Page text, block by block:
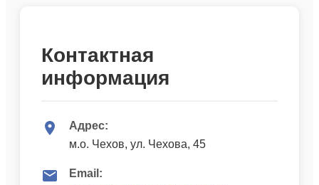
Контактная
информация
Адрес:
м.о. Чехов, ул. Чехова, 45
Email: